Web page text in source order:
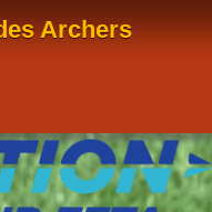
Archers